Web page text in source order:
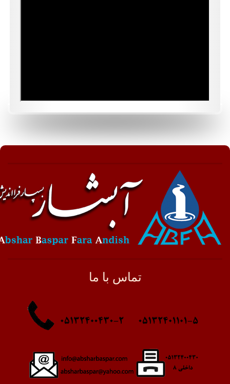
تماس با ما